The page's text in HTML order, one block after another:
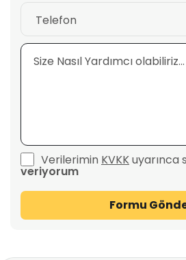
Verilerimin KVKKuyarınca
veriyorum
Formu